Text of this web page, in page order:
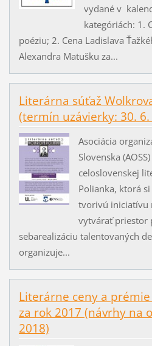
vydané v
kategóriách: 1.
poéziu; 2. Cena Ladislava
Alexandra Matušku za...
Literárna súťaž
(termín uzávierky: 30. 6.
Asociácia
Slovenska
celoslovenskej
Polianka, ktorá
tvorivú iniciatívu
vytvárať priestor
sebarealizáciu talentovaných
organizuje...
Literárne ceny a
za rok 2017 (návrhy na
2018)